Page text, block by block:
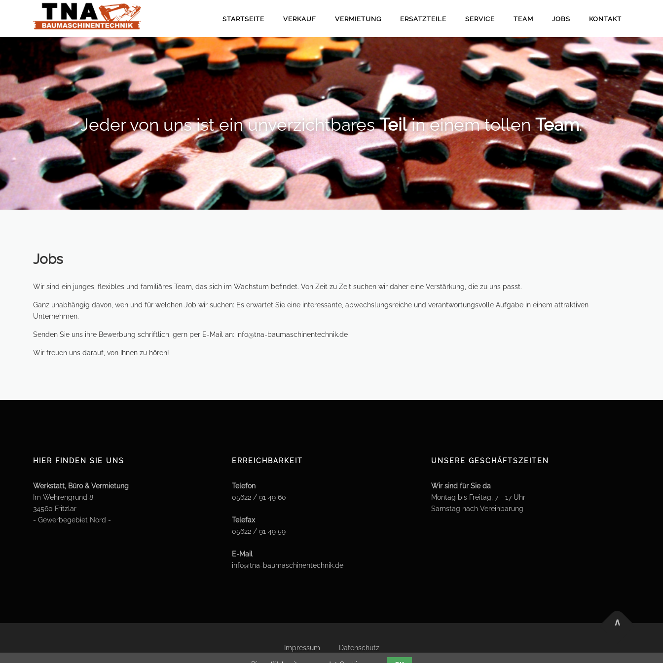
NAVIGATION
ÜBERSPRINGEN
STARTSEITE VERKAUF VERMIETUNG ERSATZTEILE SERVICE TEAM JOBS KONTAKT
Jeder von uns ist ein unverzichtbaresTeilin einem tollenTeam.
Jobs
Wir sind ein junges, flexibles und familiäres Team, das sich im Wachstum befindet. Von Zeit zu Zeit suchen wir daher eine Verstärkung, die zu uns passt.
Ganz unabhängig davon, wen und für welchen Job wir suchen: Es erwartet Sie eine interessante, abwechslungsreiche und verantwortungsvolle Aufgabe in einem attraktiven
Unternehmen.
Senden Sie uns ihre Bewerbung schriftlich, gern per E-Mail an: info@tna-baumaschinentechnik.de
Wir freuen uns darauf, von Ihnen zu hören!
HIER FINDEN SIE UNS
Werkstatt, Büro & Vermietung
Im Wehrengrund 8
34560 Fritzlar
- Gewerbegebiet Nord -
ERREICHBARKEIT
Telefon
05622 / 91 49 60
Telefax
05622 / 91 49 59
E-Mail
info@tna-baumaschinentechnik.de
UNSERE GESCHÄFTSZEITEN
Wir sind für Sie da
Montag bis Freitag, 7 - 17 Uhr
Samstag nach Vereinbarung
Impressum Datenschutz
∧